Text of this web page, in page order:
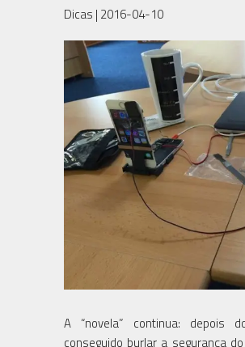
Dicas | 2016-04-10
A “novela” continua: depois
conseguido burlar a segurança